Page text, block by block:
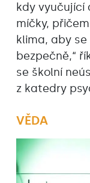
kdy vyučující
míčky,
klima, aby
bezpečně,“
se školní
z katedry
VĚDA